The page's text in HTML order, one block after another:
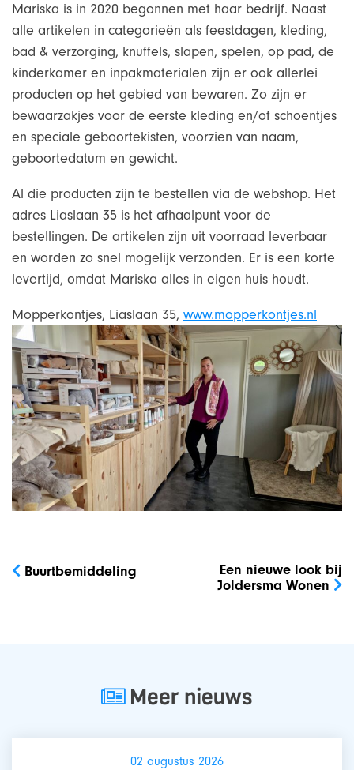
Mariska is in 2020 begonnen met haar bedrijf. Naast
alle artikelen in categorieën als feestdagen, kleding,
bad & verzorging, knuffels, slapen, spelen, op pad, de
kinderkamer en inpakmaterialen zijn er ook allerlei
producten op het gebied van bewaren. Zo zijn er
bewaarzakjes voor de eerste kleding en/of schoentjes
en speciale geboortekisten, voorzien van naam,
geboortedatum en gewicht.
Al die producten zijn te bestellen via de webshop. Het
adres Liaslaan 35 is het afhaalpunt voor de
bestellingen. De artikelen zijn uit voorraad leverbaar
en worden zo snel mogelijk verzonden. Er is een korte
levertijd, omdat Mariska alles in eigen huis houdt.
Mopperkontjes, Liaslaan 35, www.mopperkontjes.nl
navigatie
Buurtbemiddeling
Een nieuwe look bij
Joldersma Wonen
Meer nieuws
02 augustus 2026